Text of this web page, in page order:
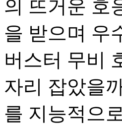
의 뜨거운 호
을 받으며 우
버스터 무비
자리 잡았을
를 지능적으